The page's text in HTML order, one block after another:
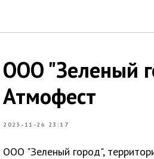
ООО "Зеленый
Атмофест
2025-11-26 23:17
ООО "Зеленый город",